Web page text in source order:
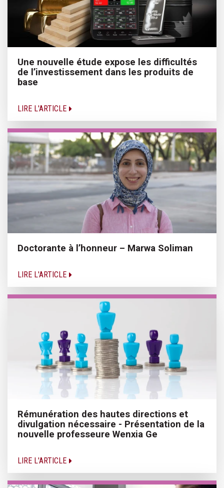
Une nouvelle étude expose les difficultés
de l’investissement dans les produits de
base
LIRE L'ARTICLE
Doctorante à l’honneur – Marwa Soliman
LIRE L'ARTICLE
Rémunération des hautes directions et
divulgation nécessaire - Présentation de la
nouvelle professeure Wenxia Ge
LIRE L'ARTICLE